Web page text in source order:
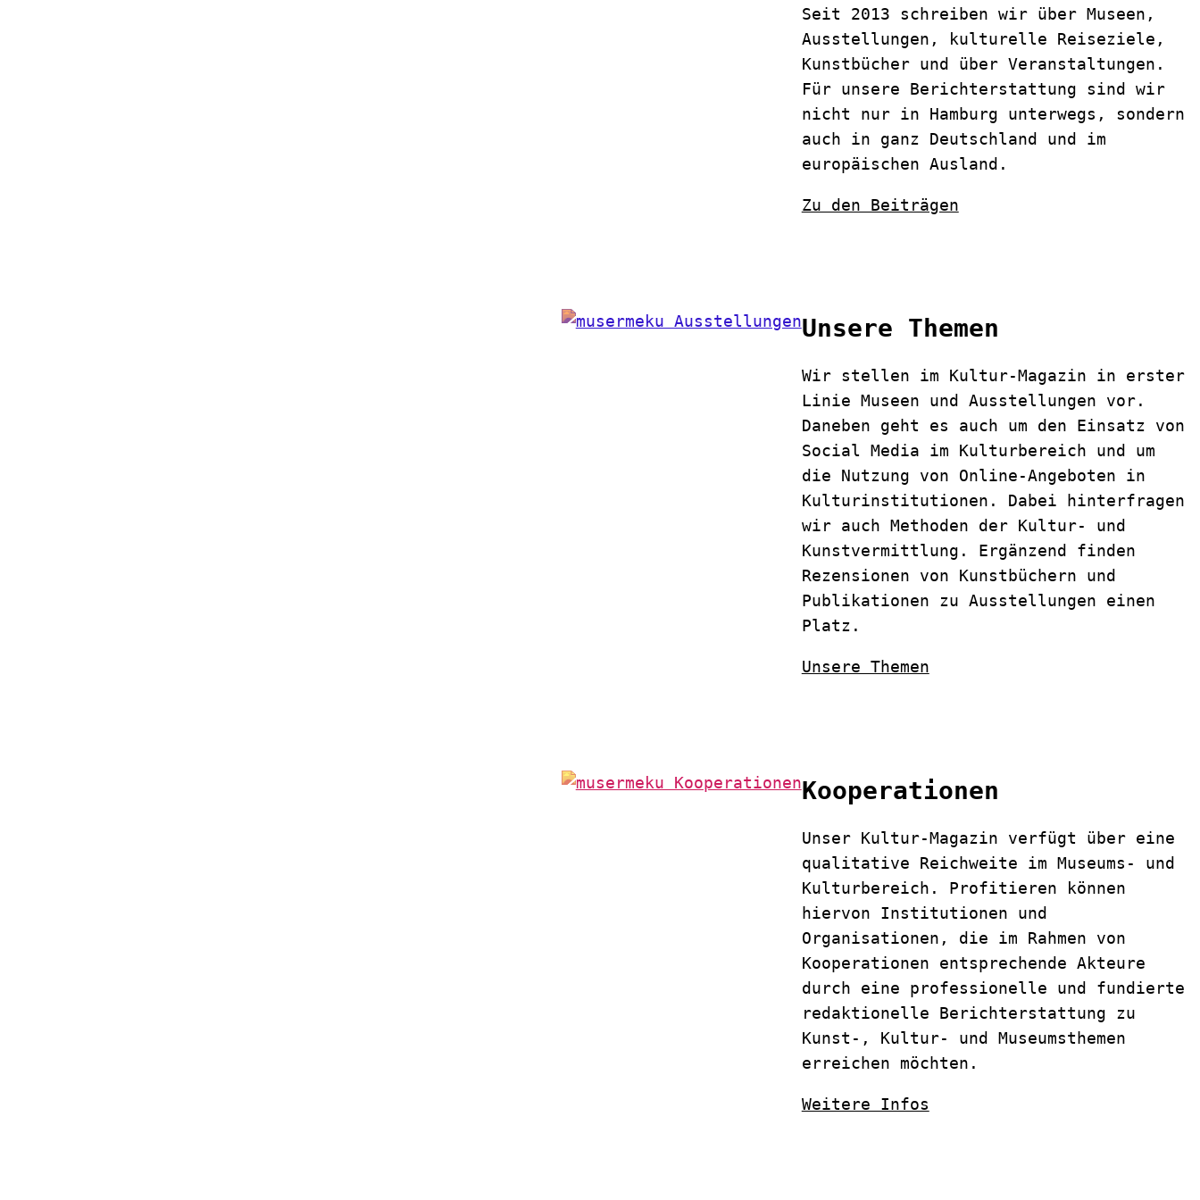
Seit 2013 schreiben wir über Museen,
Ausstellungen, kulturelle Reiseziele,
Kunstbücher und über Veranstaltungen.
Für unsere Berichterstattung sind wir
nicht nur in Hamburg unterwegs, sondern
auch in ganz Deutschland und im
europäischen Ausland.
Zu den Beiträgen
Unsere Themen
Wir stellen im Kultur-Magazin in erster
Linie Museen und Ausstellungen vor.
Daneben geht es auch um den Einsatz von
Social Media im Kulturbereich und um
die Nutzung von Online-Angeboten in
Kulturinstitutionen. Dabei hinterfragen
wir auch Methoden der Kultur- und
Kunstvermittlung. Ergänzend finden
Rezensionen von Kunstbüchern und
Publikationen zu Ausstellungen einen
Platz.
Unsere Themen
Kooperationen
Unser Kultur-Magazin verfügt über eine
qualitative Reichweite im Museums- und
Kulturbereich. Profitieren können
hiervon Institutionen und
Organisationen, die im Rahmen von
Kooperationen entsprechende Akteure
durch eine professionelle und fundierte
redaktionelle Berichterstattung zu
Kunst-, Kultur- und Museumsthemen
erreichen möchten.
Weitere Infos